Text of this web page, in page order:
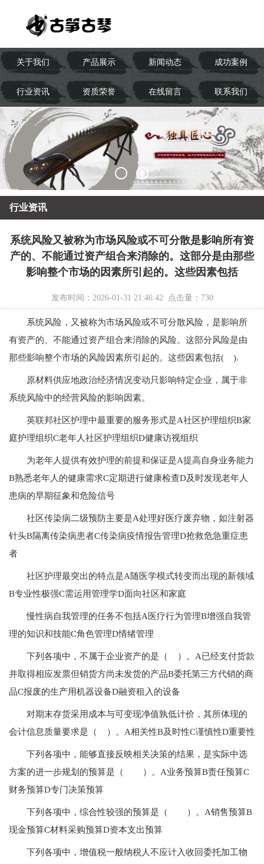
关于我们 产品展示 新闻动态 成功案例
行业资讯 资质荣誉 在线留言 联系我们
行业资讯
系统风险又被称为市场风险或不可分散是影响所有资
产的、不能通过资产组合来消除的。这部分是由那些
影响整个市场的因素所引起的。这些因素包括
发布时间：2026-01-31 21:46:42 点击量： 730
系统风险，又被称为市场风险或不可分散风险，是影响所
有资产的、不能通过资产组合来消除的风险。这部分风险是由
那些影响整个市场的风险因素所引起的。这些因素包括( ).
原材料供应地政治经济情况变动只影响特定企业，属于非
系统风险中的经营风险的影响因素。
英联邦社区护理中最重要的服务形式是A社区护理组织B家
庭护理组织C老年人社区护理组织D健康访视组织
为老年人提供有效护理的前提和保证是A提高自身业务能力
B熟悉老年人的健康需求C定期进行健康检查D及时发现老年人
患病的早期征象和危险信号
社区传染病二级预防主要是A处理好医疗废弃物，如注射器
针头B隔离传染病患者C传染病疫情报告管理D抢救危急重症患
者
社区护理最突出的特点是A随医学模式转变而出现的新领域
B专业性极强C需运用管理学D面向社区和家庭
慢性病自我管理的任务不包括A医疗行为管理B增强自我管
理的知识和技能C角色管理D情绪管理
下列各项中，不属于企业资产的是（ ）。A已经支付货款
并取得相应发票但销货方尚未发货的产品B委托第三方代销的商
品C报废的生产用机器设备D融资租入的设备
对期末存货采用成本与可变现净值孰低计价，其所体现的
会计信息质量要求是（ ）。A相关性B及时性C谨慎性D重要性
下列各项中，能够直接反映相关决策的结果，是实际中选
方案的进一步规划的预算是（ ）。A业务预算B责任预算C
财务预算D专门决策预算
下列各项中，综合性较强的预算是（ ）。A销售预算B
现金预算C材料采购预算D资本支出预算
下列各项中，增值税一般纳税人不应计入收回委托加工物